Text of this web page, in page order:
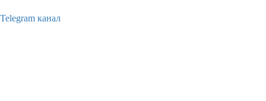
Telegram канал